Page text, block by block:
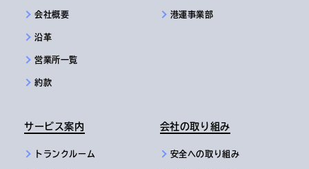
会社概要
沿革
営業所一覧
約款
港運事業部
サービス案内
トランクルーム
会社の取り組み
安全への取り組み